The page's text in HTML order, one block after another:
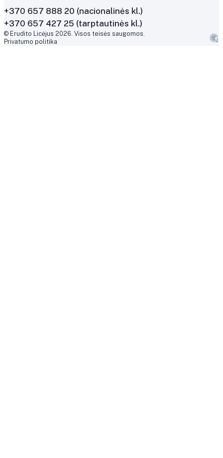
+370 657 888 20 (nacionalinės kl.)
+370 657 427 25 (tarptautinės kl.)
© Erudito Licėjus 2026. Visos teisės saugomos.
Privatumo politika